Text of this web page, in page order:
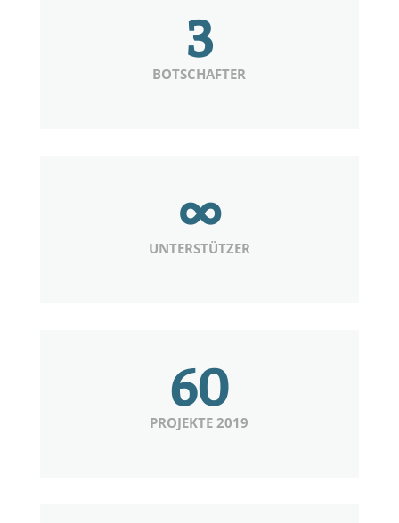
3
BOTSCHAFTER
∞
UNTERSTÜTZER
60
PROJEKTE 2019